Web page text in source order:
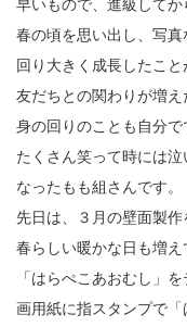
早いもので、進級してか
春の頃を思い出し、写
回り大きく成長したこと
友だちとの関わりが増
身の回りのことも自分で
たくさん笑って時には
なったもも組さんです。
先日は、３月の壁面製作
春らしい暖かな日も増
「はらぺこあおむし」
画用紙に指スタンプで